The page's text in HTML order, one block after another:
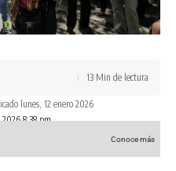
8:38 pm
lunes, 12 enero 2026
13 Min de lectura
Conoce más